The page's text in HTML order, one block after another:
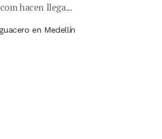
hacen llega...